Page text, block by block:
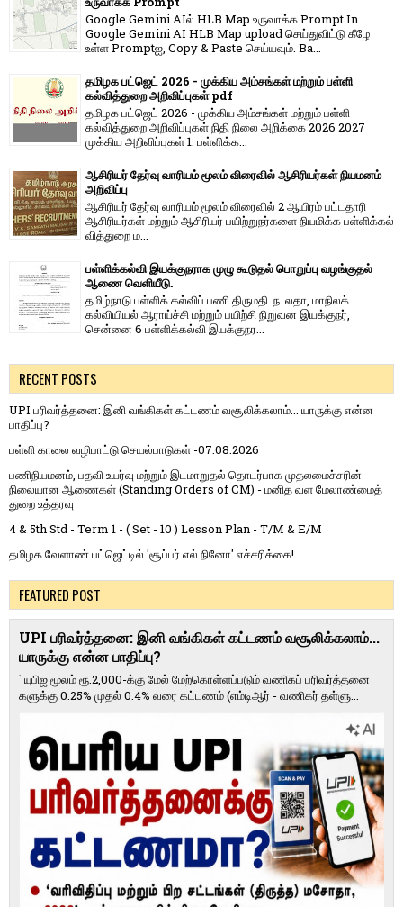
Google Gemini AIல் HLB Map உருவாக்க Prompt In
Google Gemini AI HLB Map upload செய்துவிட்டு கீழே
உள்ள Promptஐ, Copy & Paste செய்யவும். Ba...
தமிழக பட்ஜெட் 2026 - முக்கிய அம்சங்கள் மற்றும் பள்ளி
கல்வித்துறை அறிவிப்புகள் pdf
தமிழக பட்ஜெட் 2026 - முக்கிய அம்சங்கள் மற்றும் பள்ளி
கல்வித்துறை அறிவிப்புகள் நிதி நிலை அறிக்கை 2026 2027
முக்கிய அறிவிப்புகள் 1. பள்ளிக்க...
ஆசிரியர் தேர்வு வாரியம் மூலம் விரைவில் ஆசிரியர்கள் நியமனம்
அறிவிப்பு
ஆசிரியர் தேர்வு வாரி​யம் மூலம் விரை​வில் 2 ஆயிரம் பட்​ட​தாரி
ஆசிரியர்​கள் மற்​றும் ஆசிரியர் பயிற்றுநர்​களை நியமிக்க பள்​ளிக்​கல்​
வித்​துறை ம...
பள்ளிக்கல்வி இயக்குநராக முழு கூடுதல் பொறுப்பு வழங்குதல்
ஆணை வெளியீடு.
தமிழ்நாடு பள்ளிக் கல்விப் பணி திருமதி. ந. லதா, மாநிலக்
கல்வியியல் ஆராய்ச்சி மற்றும் பயிற்சி நிறுவன இயக்குநர்,
சென்னை 6 பள்ளிக்கல்வி இயக்குநர...
RECENT POSTS
UPI பரிவர்த்தனை: இனி வங்கிகள் கட்டணம் வசூலிக்கலாம்... யாருக்கு என்ன
பாதிப்பு?
பள்ளி காலை வழிபாட்டு செயல்பாடுகள் -07.08.2026
பணிநியமனம், பதவி உயர்வு மற்றும் இடமாறுதல் தொடர்பாக முதலமைச்சரின்
நிலையான ஆணைகள் (Standing Orders of CM) - மனித வள மேலாண்மைத்
துறை உத்தரவு
4 & 5th Std - Term 1 - ( Set - 10 ) Lesson Plan - T/M & E/M
தமிழக வேளாண் பட்ஜெட்டில் 'சூப்பர் எல் நினோ' எச்சரிக்கை!
FEATURED POST
UPI பரிவர்த்தனை: இனி வங்கிகள் கட்டணம் வசூலிக்கலாம்...
யாருக்கு என்ன பாதிப்பு?
` யுபிஐ மூலம் ரூ.2,000-க்கு மேல் மேற்​கொள்​ளப்​படும் வணி​கப் பரிவர்த்​தனை​
களுக்கு 0.25% முதல் 0.4% வரை கட்​ட​ணம் (எம்​டிஆர் - வணி​கர் தள்​ளு...